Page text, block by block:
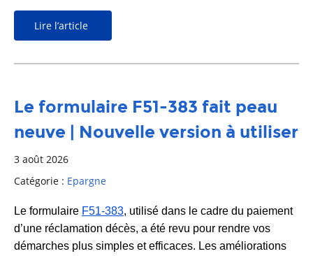
Lire l’article
Le formulaire F51-383 fait peau
neuve | Nouvelle version à utiliser
3 août 2026
Catégorie : Epargne
Le formulaire F51-383, utilisé dans le cadre du paiement
d’une réclamation décès, a été revu pour rendre vos
démarches plus simples et efficaces. Les améliorations